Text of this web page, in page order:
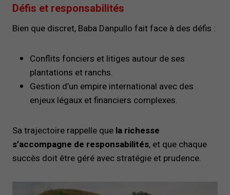
Défis et responsabilités
Bien que discret, Baba Danpullo fait face à des défis :
Conflits fonciers et litiges autour de ses
plantations et ranchs.
Gestion d’un empire international avec des
enjeux légaux et financiers complexes.
Sa trajectoire rappelle que la richesse
s’accompagne de responsabilités, et que chaque
succès doit être géré avec stratégie et prudence.